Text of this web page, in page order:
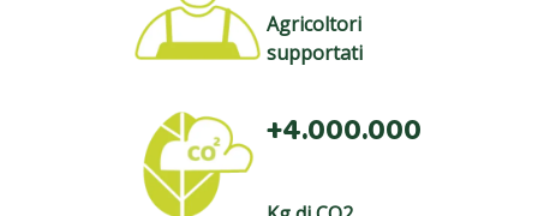
Agricoltori
supportati
+4.000.000